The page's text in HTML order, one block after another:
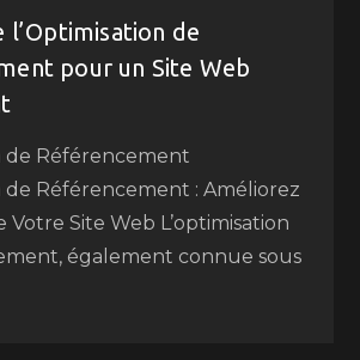
l’Optimisation de
pour un Site Web
de Référencement
de Référencement : Améliorez
Votre Site Web L’optimisation
également connue sous